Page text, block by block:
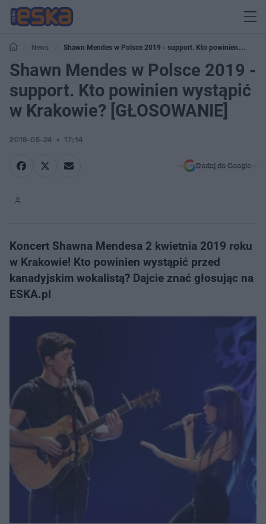
News
Shawn Mendes w Polsce 2019 - support. Kto powinien
wystąpić w Krakowie? [GŁOSOWANIE]
Shawn Mendes w Polsce 2019 -
support. Kto powinien wystąpić
w Krakowie? [GŁOSOWANIE]
2018-05-24 17:14
Dodaj do Google
Koncert Shawna Mendesa 2 kwietnia 2019 roku
w Krakowie! Kto powinien wystąpić przed
kanadyjskim wokalistą? Dajcie znać głosując na
ESKA.pl